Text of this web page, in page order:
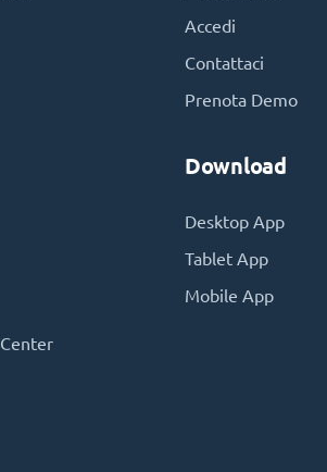
Accedi
Contattaci
Prenota Demo
Download
Desktop App
Tablet App
Mobile App